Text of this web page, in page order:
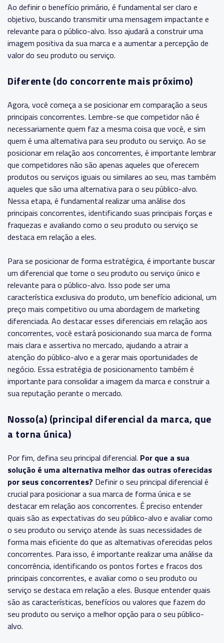
Ao definir o benefício primário, é fundamental ser claro e
objetivo, buscando transmitir uma mensagem impactante e
relevante para o público-alvo. Isso ajudará a construir uma
imagem positiva da sua marca e a aumentar a percepção de
valor do seu produto ou serviço.
Diferente (do concorrente mais próximo)
Agora, você começa a se posicionar em comparação a seus
principais concorrentes. Lembre-se que competidor não é
necessariamente quem faz a mesma coisa que você, e sim
quem é uma alternativa para seu produto ou serviço. Ao se
posicionar em relação aos concorrentes, é importante lembrar
que competidores não são apenas aqueles que oferecem
produtos ou serviços iguais ou similares ao seu, mas também
aqueles que são uma alternativa para o seu público-alvo.
Nessa etapa, é fundamental realizar uma análise dos
principais concorrentes, identificando suas principais forças e
fraquezas e avaliando como o seu produto ou serviço se
destaca em relação a eles.
Para se posicionar de forma estratégica, é importante buscar
um diferencial que torne o seu produto ou serviço único e
relevante para o público-alvo. Isso pode ser uma
característica exclusiva do produto, um benefício adicional, um
preço mais competitivo ou uma abordagem de marketing
diferenciada. Ao destacar esses diferenciais em relação aos
concorrentes, você estará posicionando sua marca de forma
mais clara e assertiva no mercado, ajudando a atrair a
atenção do público-alvo e a gerar mais oportunidades de
negócio. Essa estratégia de posicionamento também é
importante para consolidar a imagem da marca e construir a
sua reputação perante o mercado.
Nosso(a) (principal diferencial da marca, que
a torna única)
Por fim, defina seu principal diferencial. Por que a sua
solução é uma alternativa melhor das outras oferecidas
por seus concorrentes? Definir o seu principal diferencial é
crucial para posicionar a sua marca de forma única e se
destacar em relação aos concorrentes. É preciso entender
quais são as expectativas do seu público-alvo e avaliar como
o seu produto ou serviço atende às suas necessidades de
forma mais eficiente do que as alternativas oferecidas pelos
concorrentes. Para isso, é importante realizar uma análise da
concorrência, identificando os pontos fortes e fracos dos
principais concorrentes, e avaliar como o seu produto ou
serviço se destaca em relação a eles. Busque entender quais
são as características, benefícios ou valores que fazem do
seu produto ou serviço a melhor opção para o seu público-
alvo.